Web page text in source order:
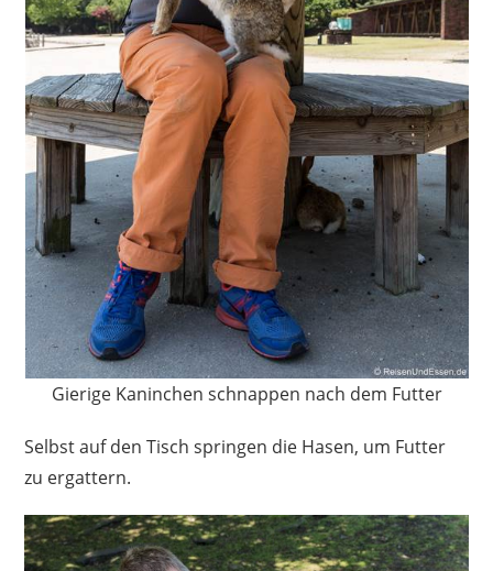
Gierige Kaninchen schnappen nach dem Futter
Selbst auf den Tisch springen die Hasen, um Futter
zu ergattern.